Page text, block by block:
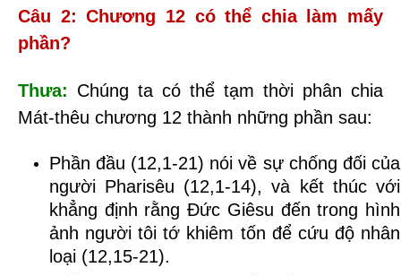
Câu 2: Chương 12 có thể chia làm mấy
phần?
Thưa: Chúng ta có thể tạm thời phân chia
Mát-thêu chương 12 thành những phần sau:
Phần đầu (12,1-21) nói về sự chống đối của
người Pharisêu (12,1-14), và
kết thúc với
khẳng định rằng Đức Giêsu đến trong hình
ảnh người tôi tớ khiêm tốn để cứu độ nhân
loại (12,15-21).